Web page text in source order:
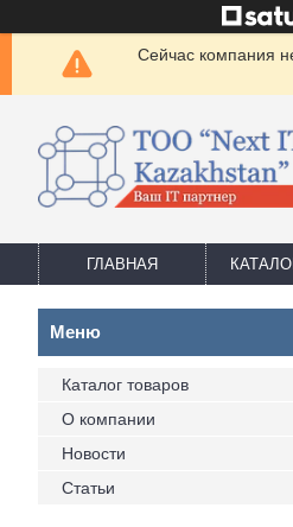
Сейчас компания
ГЛАВНАЯ
Каталог товаров
О компании
Новости
Статьи